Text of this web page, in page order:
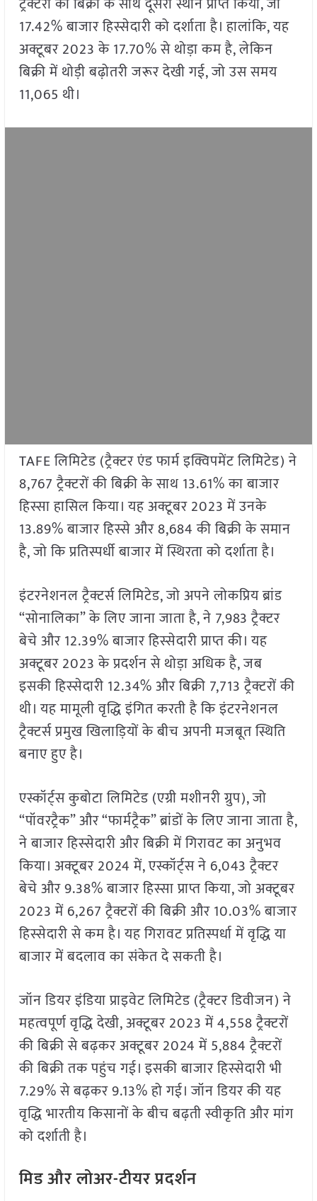
17.42% बाजार हिस्सेदारी को दर्शाता है। हालांकि, यह
अक्टूबर 2023 के 17.70% से थोड़ा कम है, लेकिन
बिक्री में थोड़ी बढ़ोतरी जरूर देखी गई, जो उस समय
11,065 थी।
TAFE लिमिटेड (ट्रैक्टर एंड फार्म इक्विपमेंट लिमिटेड) ने
8,767 ट्रैक्टरों की बिक्री के साथ 13.61% का बाजार
हिस्सा हासिल किया। यह अक्टूबर 2023 में उनके
13.89% बाजार हिस्से और 8,684 की बिक्री के समान
है, जो कि प्रतिस्पर्धी बाजार में स्थिरता को दर्शाता है।
इंटरनेशनल ट्रैक्टर्स लिमिटेड, जो अपने लोकप्रिय ब्रांड
“सोनालिका” के लिए जाना जाता है, ने 7,983 ट्रैक्टर
बेचे और 12.39% बाजार हिस्सेदारी प्राप्त की। यह
अक्टूबर 2023 के प्रदर्शन से थोड़ा अधिक है, जब
इसकी हिस्सेदारी 12.34% और बिक्री 7,713 ट्रैक्टरों की
थी। यह मामूली वृद्धि इंगित करती है कि इंटरनेशनल
ट्रैक्टर्स प्रमुख खिलाड़ियों के बीच अपनी मजबूत स्थिति
बनाए हुए है।
एस्कॉर्ट्स कुबोटा लिमिटेड (एग्री मशीनरी ग्रुप), जो
“पॉवरट्रैक” और “फार्मट्रैक” ब्रांडों के लिए जाना जाता है,
ने बाजार हिस्सेदारी और बिक्री में गिरावट का अनुभव
किया। अक्टूबर 2024 में, एस्कॉर्ट्स ने 6,043 ट्रैक्टर
बेचे और 9.38% बाजार हिस्सा प्राप्त किया, जो अक्टूबर
2023 में 6,267 ट्रैक्टरों की बिक्री और 10.03% बाजार
हिस्सेदारी से कम है। यह गिरावट प्रतिस्पर्धा में वृद्धि या
बाजार में बदलाव का संकेत दे सकती है।
जॉन डियर इंडिया प्राइवेट लिमिटेड (ट्रैक्टर डिवीजन) ने
महत्वपूर्ण वृद्धि देखी, अक्टूबर 2023 में 4,558 ट्रैक्टरों
की बिक्री से बढ़कर अक्टूबर 2024 में 5,884 ट्रैक्टरों
की बिक्री तक पहुंच गई। इसकी बाजार हिस्सेदारी भी
7.29% से बढ़कर 9.13% हो गई। जॉन डियर की यह
वृद्धि भारतीय किसानों के बीच बढ़ती स्वीकृति और मांग
को दर्शाती है।
मिड और लोअर-टीयर प्रदर्शन